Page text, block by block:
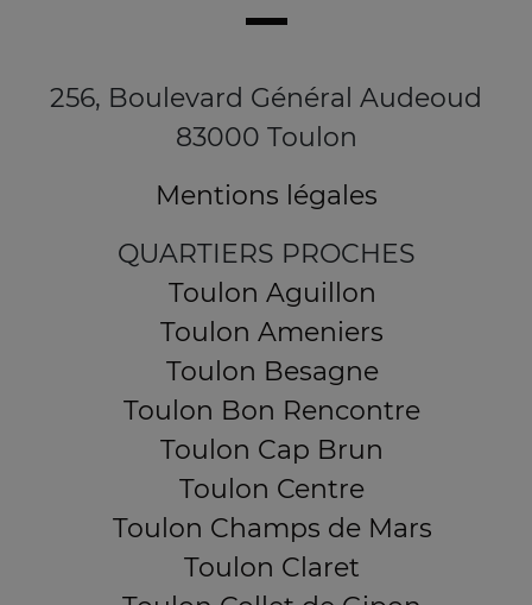
256, Boulevard Général Audeoud
83000 Toulon
Mentions légales
QUARTIERS PROCHES
Toulon Aguillon
Toulon Ameniers
Toulon Besagne
Toulon Bon Rencontre
Toulon Cap Brun
Toulon Centre
Toulon Champs de Mars
Toulon Claret